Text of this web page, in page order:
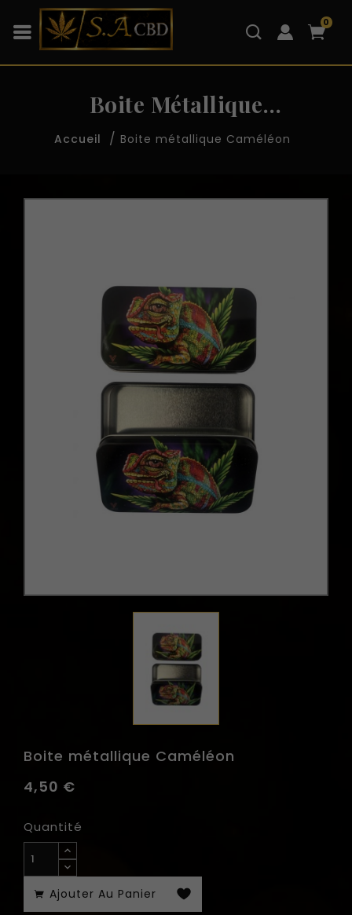
0
Boite Métallique
Caméléon
Accueil Boite métallique Caméléon
Boite métallique Caméléon
4,50 €
Quantité
Ajouter Au Panier